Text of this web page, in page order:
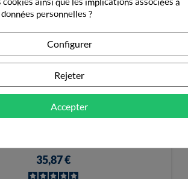
35,87 €
personnelles ?
Configurer
Rejeter
Accepter